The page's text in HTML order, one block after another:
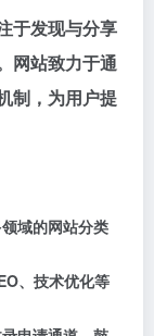
于发现与分享
网站致力于通
制，为用户提
域的网站分类
、技术优化等